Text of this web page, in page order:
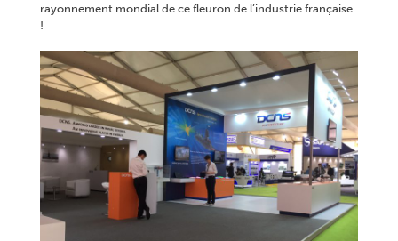
rayonnement mondial de ce fleuron de l’industrie française
!